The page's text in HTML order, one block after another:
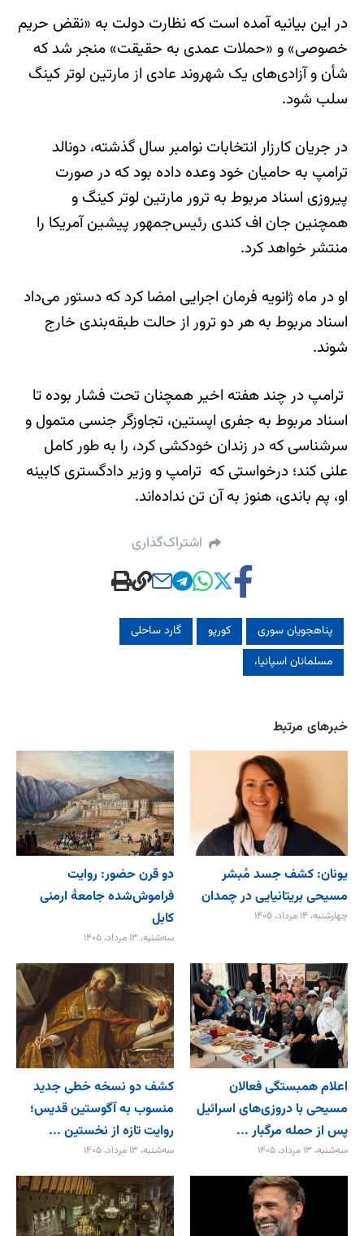
در این بیانیه آمده است که نظارت دولت به «نقض حریم
خصوصی» و «حملات عمدی به حقیقت» منجر شد که
شأن و آزادی‌های یک شهروند عادی از مارتین لوتر کینگ
سلب شود.
در جریان کارزار انتخابات نوامبر سال گذشته، دونالد
ترامپ به حامیان خود وعده داده بود که در صورت
پیروزی اسناد مربوط به ترور مارتین لوتر کینگ و
همچنین جان اف کندی رئیس‌جمهور پیشین آمریکا را
منتشر خواهد کرد.
او در ماه ژانویه فرمان اجرایی‌ امضا کرد که دستور می‌داد
اسناد مربوط به هر دو ترور از حالت طبقه‌بندی خارج
شوند.
ترامپ در چند هفته اخیر همچنان تحت فشار بوده تا
اسناد مربوط به جفری اپستین، تجاوزگر جنسی متمول و
سرشناسی که در زندان خودکشی کرد، را به طور کامل
علنی کند؛ درخواستی که ترامپ و وزیر دادگستری کابینه
او، پم باندی، هنوز به آن تن نداده‌اند.
اشتراک‌گذاری
پناهجویان سوری کورپو
گارد ساحلی
مسلمانان اسپانیا،
خبرهای مرتبط
یونان: کشف جسد مُبشر
مسیحی بریتانیایی در چمدان
چهارشنبه، ۱۴ مرداد، ۱۴۰۵
دو قرن حضور: روایت
فراموش‌شده جامعۀ ارمنی
کابل
سه‌شنبه، ۱۳ مرداد، ۱۴۰۵
اعلام همبستگی فعالان
مسیحی با دروزی‌های اسرائیل
پس از حمله مرگبار ...
سه‌شنبه، ۱۳ مرداد، ۱۴۰۵
کشف دو نسخه خطی جدید
منسوب به آگوستین قدیس؛
روایت تازه از نخستین ...
سه‌شنبه، ۱۳ مرداد، ۱۴۰۵